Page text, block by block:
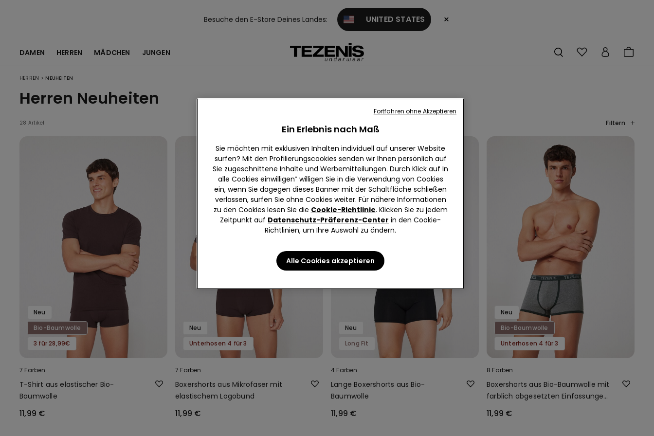
Besuche den E-Store Deines Landes: UNITED STATES ×
DAMEN HERREN MÄDCHEN JUNGEN
HERREN > NEUHEITEN
Herren Neuheiten
28 Artikel Filtern
Neu
Bio-Baumwolle
3 für 28,99€
7 Farben
T-Shirt aus elastischer Bio-
Baumwolle
11,99 €
Neu
Unterhosen 4 für 3
7 Farben
Boxershorts aus Mikrofaser mit
elastischem Logobund
11,99 €
Neu
Long Fit
4 Farben
Lange Boxershorts aus Bio-
Baumwolle
11,99 €
Neu
Bio-Baumwolle
Unterhosen 4 für 3
8 Farben
Boxershorts aus Bio-Baumwolle mit
farblich abgesetzten Einfassungen
11,99 €
Ein Erlebnis nach Maß
Sie möchten mit exklusiven Inhalten individuell auf unserer Website
surfen? Mit den Profilierungscookies senden wir Ihnen persönlich auf
Sie zugeschnittene Inhalte und Werbemitteilungen. Durch Klick auf In
alle Cookies einwilligen‟ willigen Sie in die Verwendung von Cookies
ein, wenn Sie dagegen dieses Banner mit der Schaltfläche schließen
verlassen, surfen Sie ohne Cookies weiter. Für nähere Informationen
zu den Cookies lesen Sie die Cookie-Richtlinie. Klicken Sie zu jedem
Zeitpunkt auf Datenschutz-Präferenz-Center in den Cookie-
Richtlinien, um Ihre Auswahl zu ändern.
Alle Cookies akzeptieren
Fortfahren ohne Akzeptieren